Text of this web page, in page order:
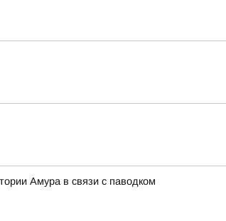
Амура в связи с паводком